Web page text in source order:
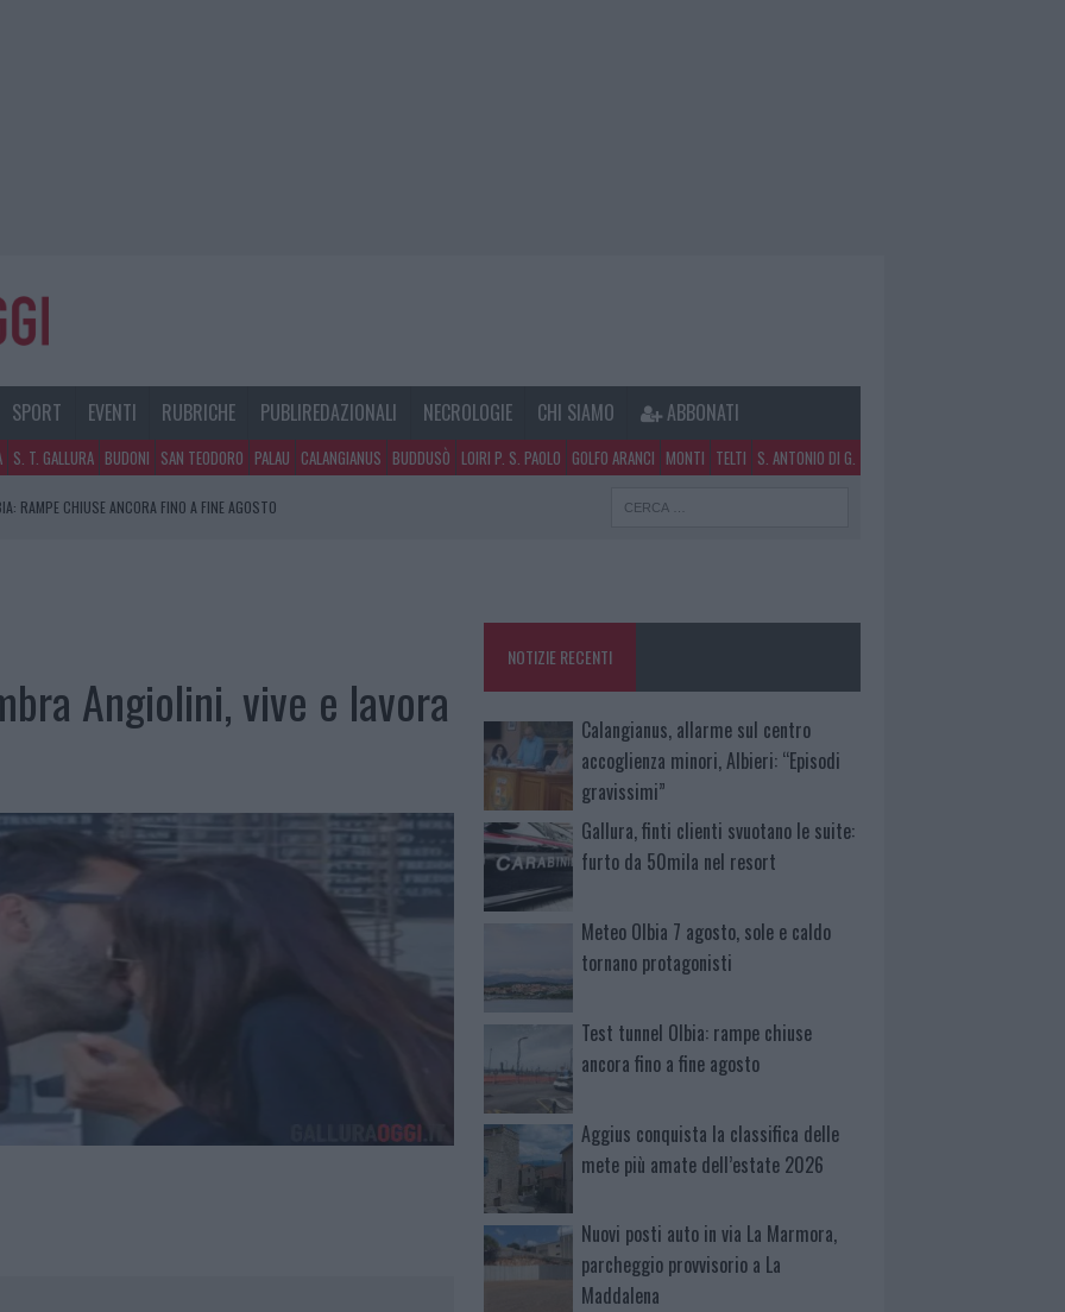
SPORT EVENTI RUBRICHE PUBLIREDAZIONALI NECROLOGIE CHI SIAMO ABBONATI
S. T. GALLURA BUDONI SAN TEODORO PALAU CALANGIANUS BUDDUSÒ LOIRI P. S. PAOLO GOLFO ARANCI MONTI TELTI S. ANTONIO DI G.
RAMPE CHIUSE ANCORA FINO A FINE AGOSTO
Angiolini, vive e lavora
NOTIZIE RECENTI
Calangianus, allarme sul centro
accoglienza minori, Albieri: “Episodi
gravissimi”
Gallura, finti clienti svuotano le suite:
furto da 50mila nel resort
Meteo Olbia 7 agosto, sole e caldo
tornano protagonisti
Test tunnel Olbia: rampe chiuse
ancora fino a fine agosto
Aggius conquista la classifica delle
mete più amate dell’estate 2026
Nuovi posti auto in via La Marmora,
parcheggio provvisorio a La
Maddalena